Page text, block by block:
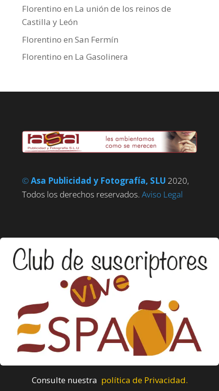
Florentino en La unión de los reinos de
Castilla y León
Florentino en San Fermín
Florentino en La Gasolinera
©Asa Publicidad y Fotografía, SLU 2020,
Todos los derechos reservados. Aviso Legal
Consulte nuestra política de Privacidad.